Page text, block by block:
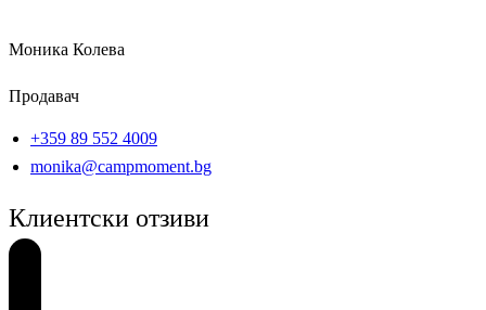
Моника Колева
Продавач
+359 89 552 4009
monika@campmoment.bg
Клиентски отзиви